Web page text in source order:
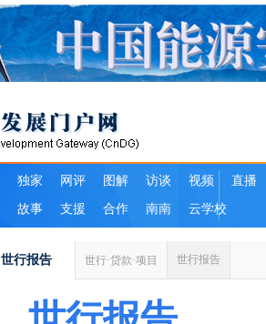
世行报告 世行·贷款·项目 世行报告